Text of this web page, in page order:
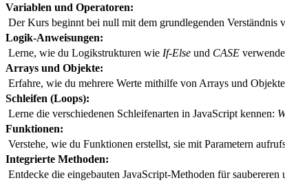
Variablen und Operatoren:
Der Kurs beginnt bei null mit dem grundlegenden Verständnis
Logik-Anweisungen:
Lerne, wie du Logikstrukturen wie If-Else und CASE
Arrays und Objekte:
Erfahre, wie du mehrere Werte mithilfe von Arrays und
Schleifen (Loops):
Lerne die verschiedenen Schleifenarten in JavaScript kennen:
Funktionen:
Verstehe, wie du Funktionen erstellst, sie mit Parametern
Integrierte Methoden:
Entdecke die eingebauten JavaScript-Methoden für saubereren